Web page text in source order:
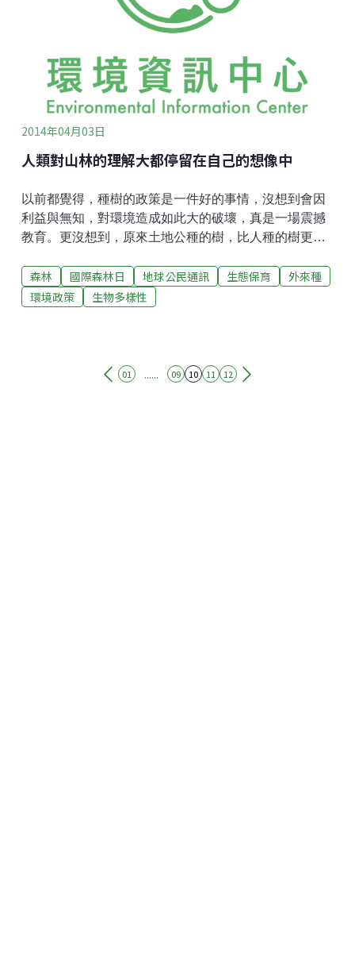
時東冬侯溫以上述文字記述了長輩的話語。這場由部落
青年主動發起守護祖靈木的行動，令各界振奮並支持其
中天然更新，也
2014年04月03日
人類對山林的理解大都停留在自己的想像中
以前都覺得，種樹的政策是一件好的事情，沒想到會因
利益與無知，對環境造成如此大的破壞，真是一場震撼
教育。更沒想到，原來土地公種的樹，比人種的樹更有
的，且會有更多物種，不會因為單一林相，單一樹齡，
一場病害就造成整片森林死亡。有關外來種，外來種就
個高點的時候，自然會慢慢的變少，但因我們一直去
森林 國際森林日 地球公民通訊 生態保育
外來種
環境政策
生物多樣性
01 ...... 09 10 11 12